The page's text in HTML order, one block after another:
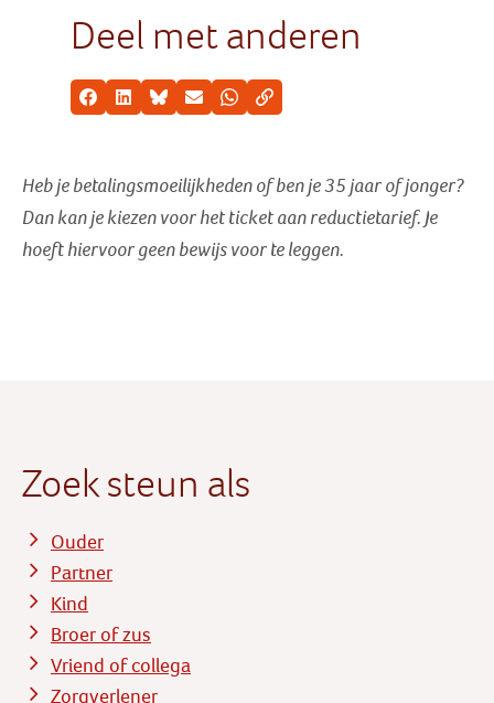
Deel met anderen
Facebook
LinkedInBlueskyE-mailWhatsappKopieer link
Heb je betalingsmoeilijkheden of ben je 35 jaar of jonger?
Dan kan je kiezen voor het ticket aan reductietarief. Je
hoeft hiervoor geen bewijs voor te leggen.
Zoek steun als
Ouder
Partner
Kind
Broer of zus
Vriend of collega
Zorgverlener